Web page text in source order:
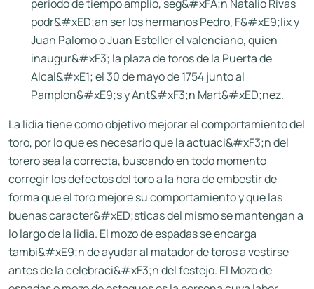
periodo de tiempo amplio, seg&#xFA;n Natalio Rivas
podr&#xED;an ser los hermanos Pedro, F&#xE9;lix y
Juan Palomo o Juan Esteller el valenciano, quien
inaugur&#xF3; la plaza de toros de la Puerta de
Alcal&#xE1; el 30 de mayo de 1754 junto al
Pamplon&#xE9;s y Ant&#xF3;n Mart&#xED;nez.
La lidia tiene como objetivo mejorar el comportamiento del
toro, por lo que es necesario que la actuaci&#xF3;n del
torero sea la correcta, buscando en todo momento
corregir los defectos del toro a la hora de embestir de
forma que el toro mejore su comportamiento y que las
buenas caracter&#xED;sticas del mismo se mantengan a
lo largo de la lidia. El mozo de espadas se encarga
tambi&#xE9;n de ayudar al matador de toros a vestirse
antes de la celebraci&#xF3;n del festejo. El Mozo de